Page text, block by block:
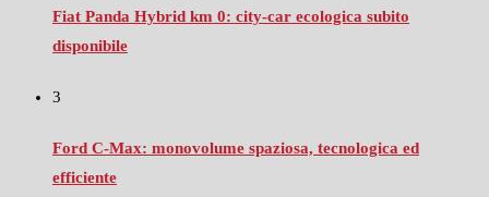
Fiat Panda Hybrid km 0: city‑car ecologica subito
disponibile
3
Ford C‑Max: monovolume spaziosa, tecnologica ed
efficiente